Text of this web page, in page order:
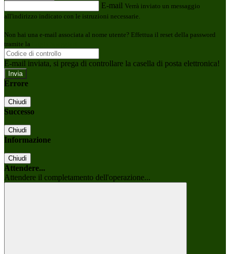
E-mail Verrà inviato un messaggio
all'indirizzo indicato con le istruzioni necessarie.
Non hai una e-mail associata al nome utente? Effettua il reset della password
tramite la
E-mail inviata, si prega di controllare la casella di posta elettronica!
Errore
Chiudi
Successo
Chiudi
Informazione
Chiudi
Attendere...
Attendere il completamento dell'operazione...